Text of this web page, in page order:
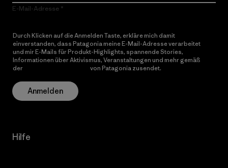
E-Mail-Adresse
Durch Klicken auf die Anmelden Taste, erkläre mich damit
einverstanden, dass Patagonia meine E-Mail-Adresse verarbeitet
und mir E-Mails für Produkt-Highlights, spannende Stories,
Informationen über Aktivismus, Veranstaltungen und mehr gemäß
der
von Patagonia zusendet.
Anmelden
Hilfe